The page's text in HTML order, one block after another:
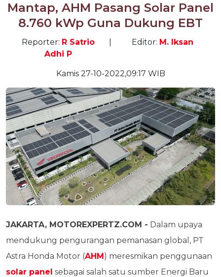
Mantap, AHM Pasang Solar Panel
8.760 kWp Guna Dukung EBT
Reporter: R Satrio
Adhi P
Editor: M. Iksan
Kamis 27-10-2022,09:17 WIB
JAKARTA, MOTOREXPERTZ.COM - Dalam upaya
mendukung pengurangan pemanasan global, PT
Astra Honda Motor (AHM) meresmikan penggunaan
solar panel sebagai salah satu sumber Energi Baru